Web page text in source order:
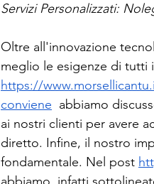
Servizi Personalizzati:
Oltre all'innovazione
meglio le esigenze di tutti
https://
conviene abbiamo
ai nostri clienti per avere
diretto. Infine, il nostro
fondamentale. Nel post